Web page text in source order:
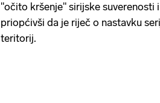
"očito kršenje" sirijske suverenosti
priopćivši da je riječ o nastavku
teritorij.